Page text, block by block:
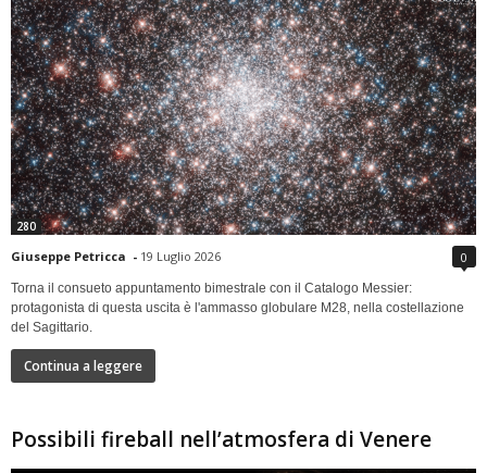
280
Giuseppe Petricca - 19 Luglio 2026 0
Torna il consueto appuntamento bimestrale con il Catalogo Messier:
protagonista di questa uscita è l'ammasso globulare M28, nella costellazione
del Sagittario.
Continua a leggere
Possibili fireball nell’atmosfera di Venere